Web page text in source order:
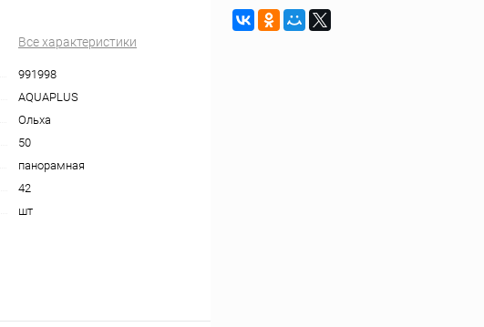
Все характеристики
991998
AQUAPLUS
Ольха
50
панорамная
42
шт